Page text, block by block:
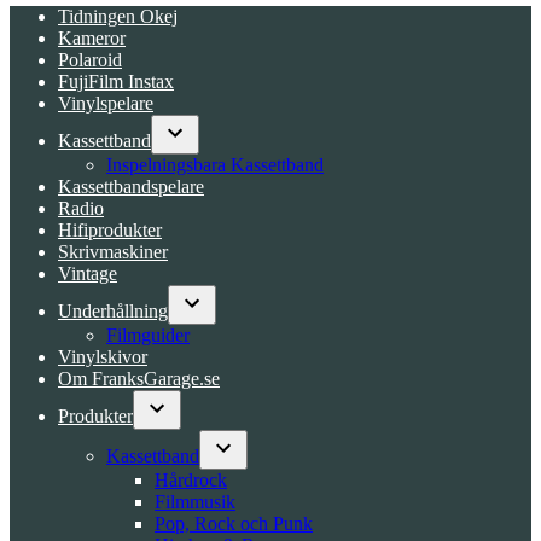
Tidningen Okej
Kameror
Polaroid
FujiFilm Instax
Vinylspelare
Kassettband
Open
dropdown
menu
Inspelningsbara Kassettband
Kassettbandspelare
Radio
Hifiprodukter
Skrivmaskiner
Vintage
Underhållning
Open
Filmguider
Vinylskivor
Om FranksGarage.se
Produkter
Open
dropdown
menu
Kassettband
Open
dropdown
menu
Hårdrock
Filmmusik
Pop, Rock och Punk